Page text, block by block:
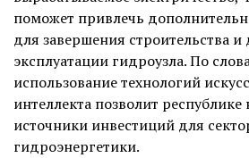
поможет привлечь
для завершения строительства
эксплуатации гидроузла. По
использование технологий
интеллекта позволит
источники инвестиций для
гидроэнергетики.